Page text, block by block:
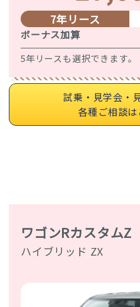
7年リース
ボーナス加算
5年リースも選択できます。
試乗・見学会・
各種ご相談は
ワゴンRカスタムZ
ハイブリッド ZX